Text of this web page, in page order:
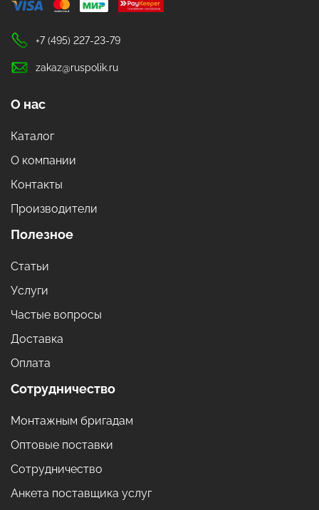
+7 (495) 227-23-79
zakaz@ruspolik.ru
О нас
Каталог
О компании
Контакты
Производители
Полезное
Статьи
Услуги
Частые вопросы
Доставка
Оплата
Сотрудничество
Монтажным бригадам
Оптовые поставки
Сотрудничество
Анкета поставщика услуг